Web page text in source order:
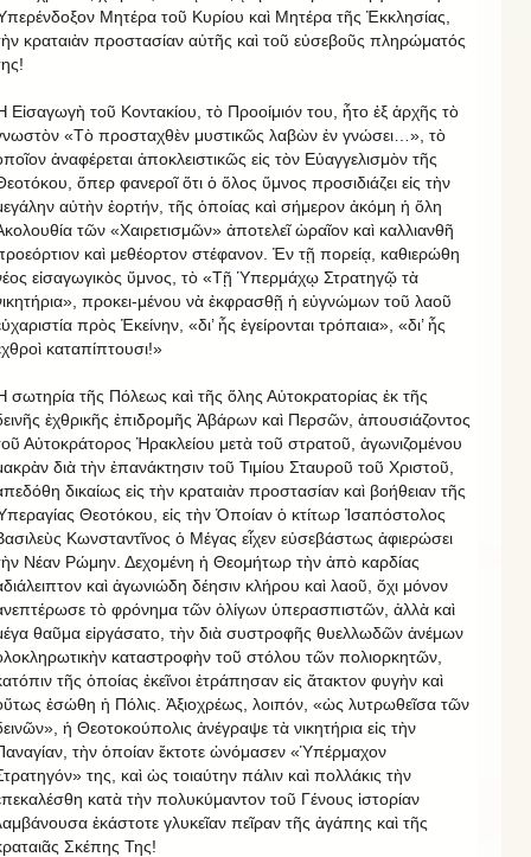
Μητέρα τοῦ Κυρίου καὶ Μητέρα τῆς Ἐκκλησίας,
κραταιὰν προστασίαν αὐτῆς καὶ τοῦ εὐσεβοῦς πληρώματός
Εἰσαγωγὴ τοῦ Κοντακίου, τὸ Προοίμιόν του, ἦτο ἐξ ἀρχῆς τὸ
«Τὸ προσταχθὲν μυστικῶς λαβὼν ἐν γνώσει…», τὸ
ἀναφέρεται ἀποκλειστικῶς εἰς τὸν Εὐαγγελισμὸν τῆς
ὅπερ φανεροῖ ὅτι ὁ ὅλος ὕμνος προσιδιάζει εἰς τὴν
αὐτὴν ἑορτήν, τῆς ὁποίας καὶ σήμερον ἀκόμη ἡ ὅλη
τῶν «Χαιρετισμῶν» ἀποτελεῖ ὡραῖον καὶ καλλιανθῆ
καὶ μεθέορτον στέφανον. Ἐν τῇ πορείᾳ, καθιερώθη
εἰσαγωγικὸς ὕμνος, τὸ «Τῇ Ὑπερμάχῳ Στρατηγῷ τὰ
προκει-μένου νὰ ἐκφρασθῇ ἡ εὐγνώμων τοῦ λαοῦ
πρὸς Ἐκείνην, «δι’ ἧς ἐγείρονται τρόπαια», «δι’ ἧς
καταπίπτουσι!»
σωτηρία τῆς Πόλεως καὶ τῆς ὅλης Αὐτοκρατορίας ἐκ τῆς
ἐχθρικῆς ἐπιδρομῆς Ἀβάρων καὶ Περσῶν, ἀπουσιάζοντος
Αὐτοκράτορος Ἡρακλείου μετὰ τοῦ στρατοῦ, ἀγωνιζομένου
διὰ τὴν ἐπανάκτησιν τοῦ Τιμίου Σταυροῦ τοῦ Χριστοῦ,
δικαίως εἰς τὴν κραταιὰν προστασίαν καὶ βοήθειαν τῆς
Θεοτόκου, εἰς τὴν Ὁποίαν ὁ κτίτωρ Ἰσαπόστολος
Κωνσταντῖνος ὁ Μέγας εἶχεν εὐσεβάστως ἀφιερώσει
Νέαν Ρώμην. Δεχομένη ἡ Θεομήτωρ τὴν ἀπὸ καρδίας
καὶ ἀγωνιώδη δέησιν κλήρου καὶ λαοῦ, ὄχι μόνον
τὸ φρόνημα τῶν ὀλίγων ὑπερασπιστῶν, ἀλλὰ καὶ
θαῦμα εἰργάσατο, τὴν διὰ συστροφῆς θυελλωδῶν ἀνέμων
καταστροφὴν τοῦ στόλου τῶν πολιορκητῶν,
τῆς ὁποίας ἐκεῖνοι ἐτράπησαν εἰς ἄτακτον φυγὴν καὶ
ἐσώθη ἡ Πόλις. Ἀξιοχρέως, λοιπόν, «ὡς λυτρωθεῖσα τῶν
ἡ Θεοτοκούπολις ἀνέγραψε τὰ νικητήρια εἰς τὴν
τὴν ὁποίαν ἔκτοτε ὠνόμασεν «Ὑπέρμαχον
της, καὶ ὡς τοιαύτην πάλιν καὶ πολλάκις τὴν
κατὰ τὴν πολυκύμαντον τοῦ Γένους ἱστορίαν
ἑκάστοτε γλυκεῖαν πεῖραν τῆς ἀγάπης καὶ τῆς
Σκέπης Της!